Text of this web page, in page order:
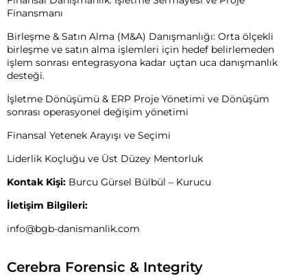
Finansmanı
Birleşme & Satın Alma (M&A) Danışmanlığı: Orta ölçekli
birleşme ve satın alma işlemleri için hedef belirlemeden
işlem sonrası entegrasyona kadar uçtan uca danışmanlık
desteği.
İşletme Dönüşümü & ERP Proje Yönetimi ve Dönüşüm
sonrası operasyonel değişim yönetimi
Finansal Yetenek Arayışı ve Seçimi
Liderlik Koçluğu ve Üst Düzey Mentorluk
Kontak Kişi: Burcu Gürsel Bülbül – Kurucu
İletişim Bilgileri:
info@bgb-danismanlik.com
Cerebra Forensic & Integrity